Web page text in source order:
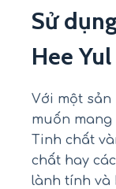
Sử
Hee
Với một sản
muốn
Tinh chất
chất hay
lành tính và